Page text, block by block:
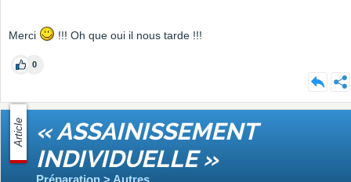
Merci !!! Oh que oui il nous tarde !!!
0
Article « ASSAINISSEMENT
INDIVIDUELLE »